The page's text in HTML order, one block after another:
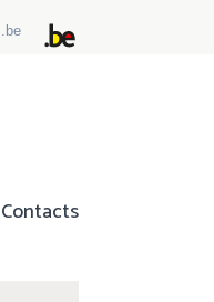
Contacts